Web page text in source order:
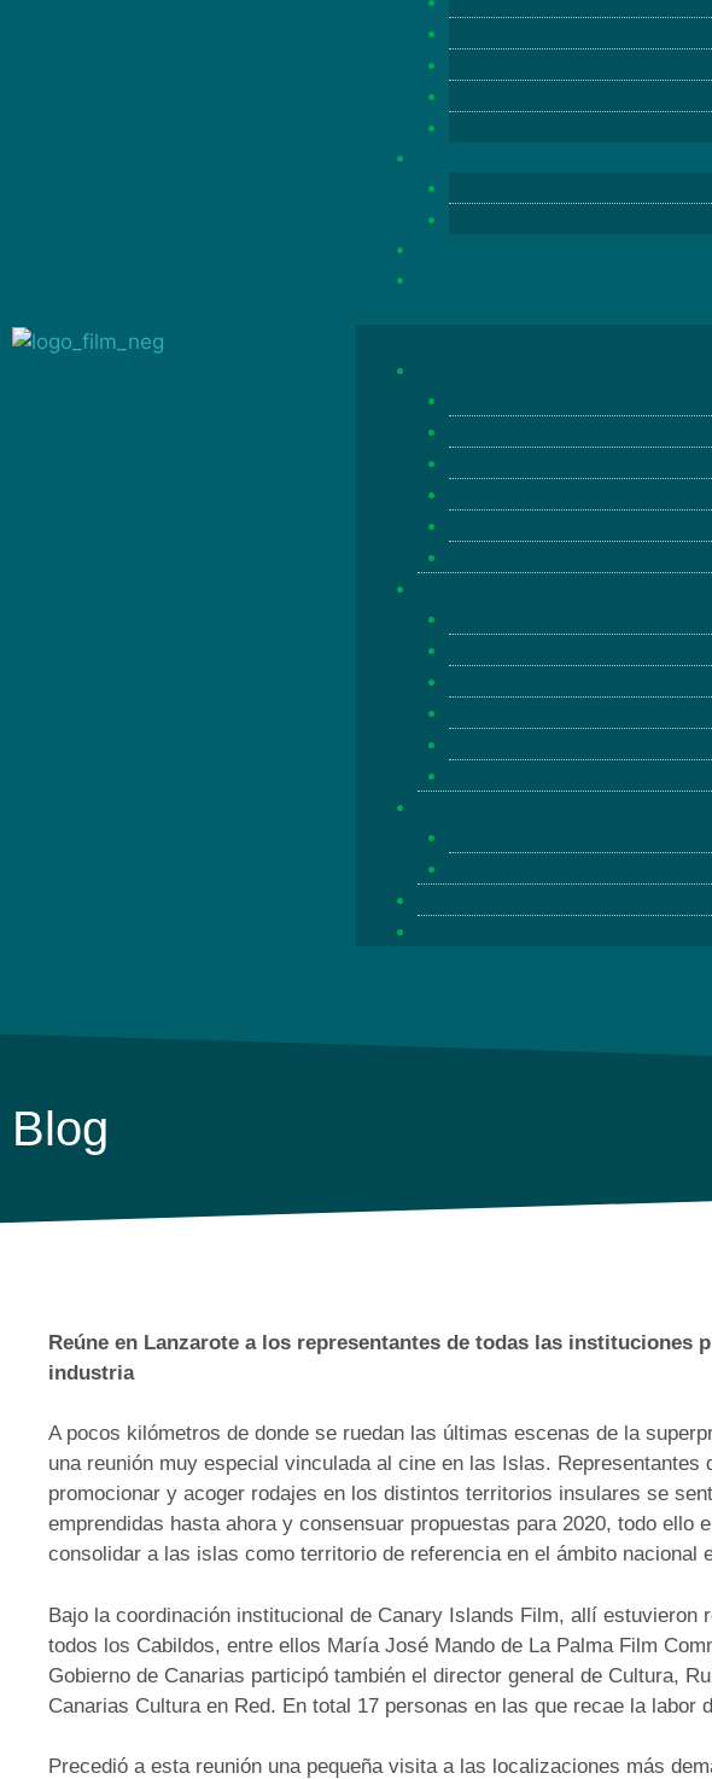
Blog
Reúne en Lanzarote a los representantes de todas las instituciones
industria
A pocos kilómetros de donde se ruedan las últimas escenas de la
una reunión muy especial vinculada al cine en las Islas.
promocionar y acoger rodajes en los distintos territorios insulares se
emprendidas hasta ahora y consensuar propuestas para 2020, todo
consolidar a las islas como territorio de referencia en el ámbito nacional
Bajo la coordinación institucional de Canary Islands Film, allí
todos los Cabildos, entre ellos María José Mando de La Palma Film
Gobierno de Canarias participó también el director general de Cultura,
Canarias Cultura en Red. En total 17 personas en las que recae la
Precedió a esta reunión una pequeña visita a las localizaciones más